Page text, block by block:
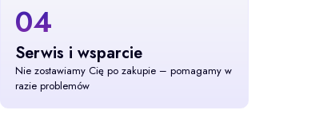
04
Serwis i wsparcie
Nie zostawiamy Cię po zakupie – pomagamy w
razie problemów